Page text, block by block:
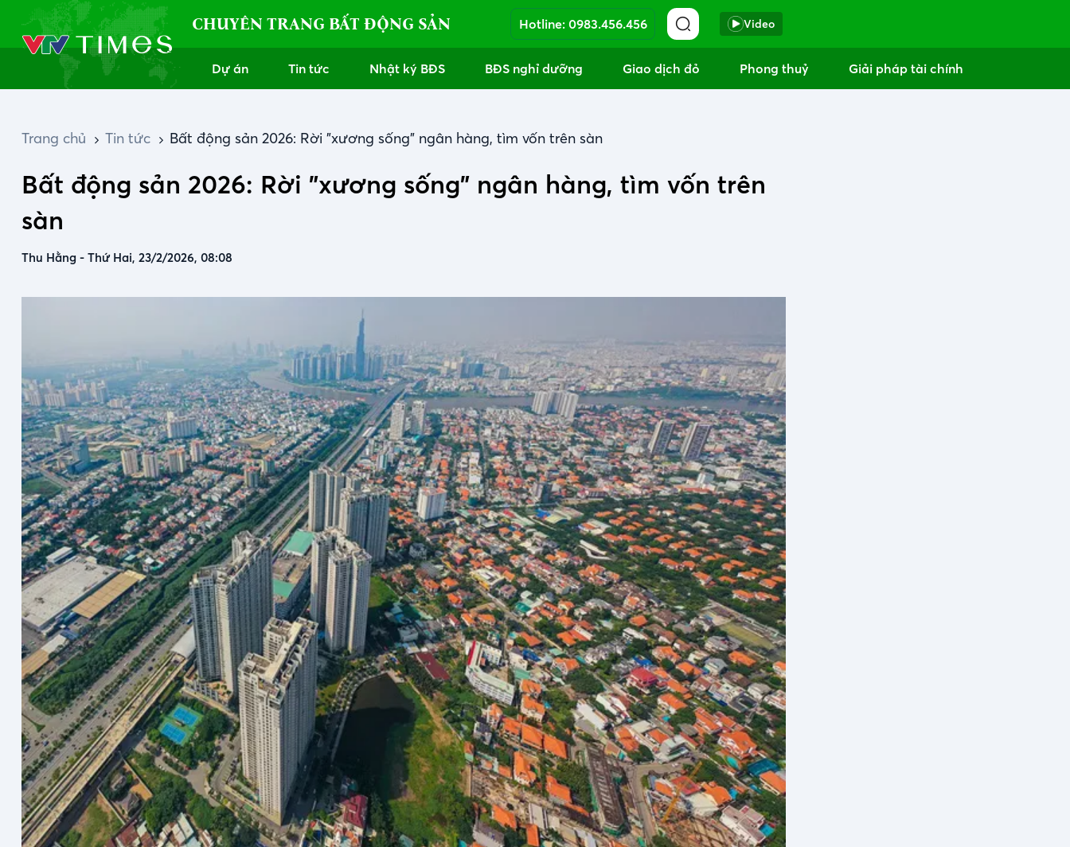
CHUYÊN TRANG BẤT ĐỘNG SẢN Hotline: 0983.456.456 Video
Dự án Tin tức Nhật ký BĐS BĐS nghỉ dưỡng Giao dịch đỏ Phong thuỷ Giải pháp tài chính
Trang chủ Tin tức Bất động sản 2026: Rời "xương sống" ngân hàng, tìm vốn trên sàn
Bất động sản 2026: Rời "xương sống" ngân hàng, tìm vốn trên
sàn
Thu Hằng - Thứ Hai, 23/2/2026, 08:08